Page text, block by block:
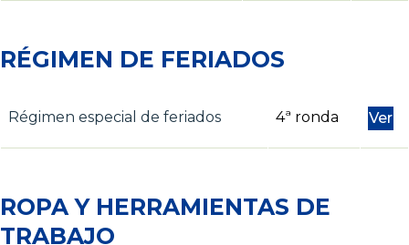
RÉGIMEN DE FERIADOS
Régimen especial de feriados 4ª ronda Ver
ROPA Y HERRAMIENTAS DE
TRABAJO